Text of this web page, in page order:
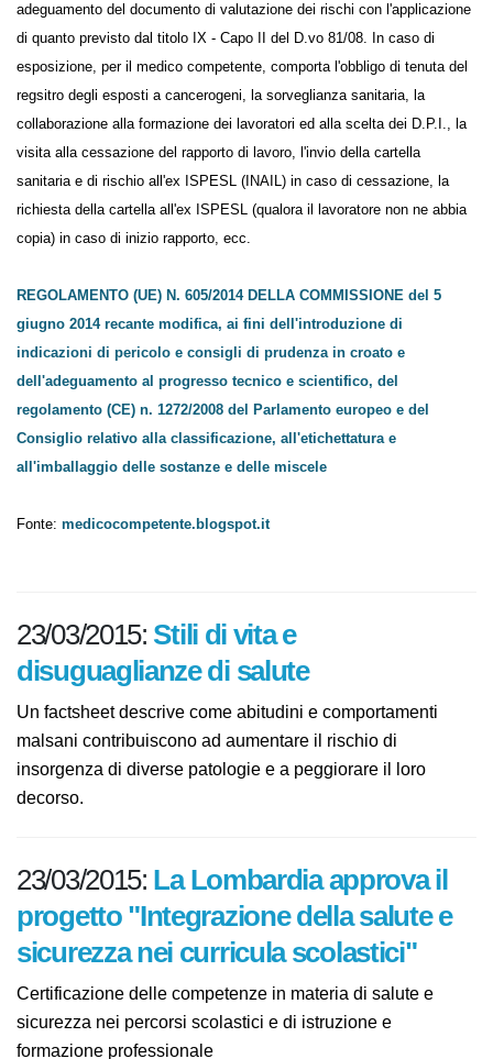
adeguamento del documento di valutazione dei rischi con
l'applicazione di quanto previsto dal titolo IX - Capo II del D.vo 81/08.
In caso di esposizione, per il medico competente, comporta l'obbligo
di tenuta del regsitro degli esposti a cancerogeni, la sorveglianza
sanitaria, la collaborazione alla formazione dei lavoratori ed alla scelta
dei D.P.I., la visita alla cessazione del rapporto di lavoro, l'invio della
cartella sanitaria e di rischio all'ex ISPESL (INAIL) in caso di cessazione,
la richiesta della cartella all'ex ISPESL (qualora il lavoratore non ne
abbia copia) in caso di inizio rapporto, ecc.
REGOLAMENTO (UE) N. 605/2014 DELLA COMMISSIONE del 5
giugno 2014 recante modifica, ai fini dell'introduzione di
indicazioni di pericolo e consigli di prudenza in croato e
dell'adeguamento al progresso tecnico e scientifico, del
regolamento (CE) n. 1272/2008 del Parlamento europeo e del
Consiglio relativo alla classificazione, all'etichettatura e
all'imballaggio delle sostanze e delle miscele
Fonte: medicocompetente.blogspot.it
23/03/2015:Stili di vita e
disuguaglianze di salute
Un factsheet descrive come abitudini e comportamenti
malsani contribuiscono ad aumentare il rischio di
insorgenza di diverse patologie e a peggiorare il loro
decorso.
23/03/2015:La Lombardia approva
il progetto "Integrazione della
salute e sicurezza nei curricula
scolastici"
Certificazione delle competenze in materia di salute e